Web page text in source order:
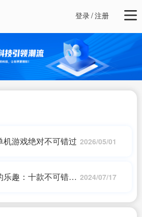
登录/注册
机游戏绝对不可错过 2026/05/01
乐趣：十款不可错过 2024/07/17